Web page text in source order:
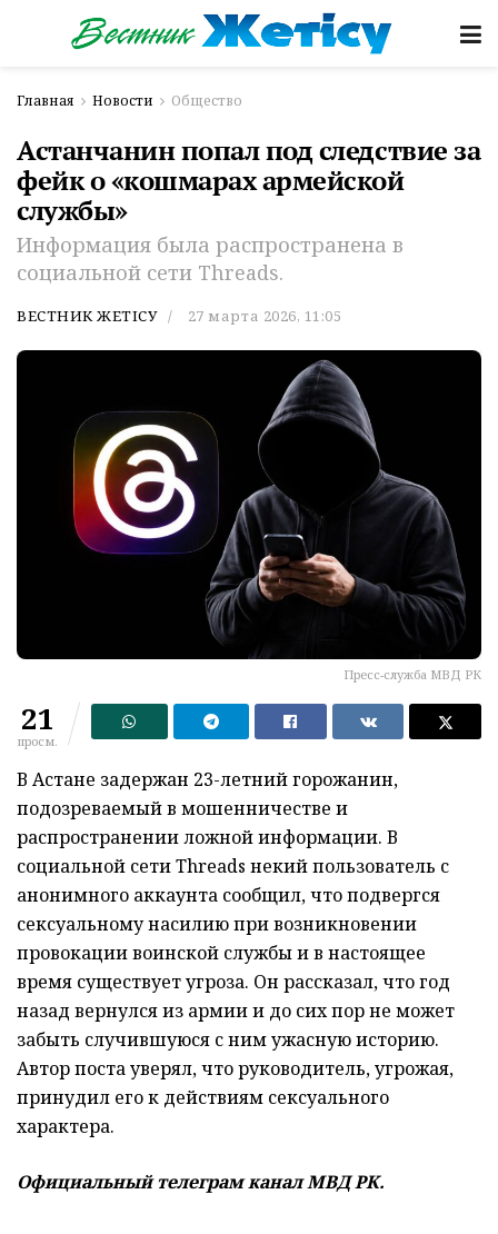
Главная Новости Общество
Астанчанин попал под следствие за
фейк о «кошмарах армейской
службы»
Информация была распространена в
социальной сети Threads.
ВЕСТНИК ЖЕТІСУ 27 марта 2026, 11:05
Пресс-служба МВД РК
21
просм.
В Астане задержан 23-летний горожанин,
подозреваемый в мошенничестве и
распространении ложной информации. В
социальной сети Threads некий пользователь с
анонимного аккаунта сообщил, что подвергся
сексуальному насилию при возникновении
провокации воинской службы и в настоящее
время существует угроза. Он рассказал, что год
назад вернулся из армии и до сих пор не может
забыть случившуюся с ним ужасную историю.
Автор поста уверял, что руководитель, угрожая,
принудил его к действиям сексуального
характера.
Официальный телеграм канал МВД РК.